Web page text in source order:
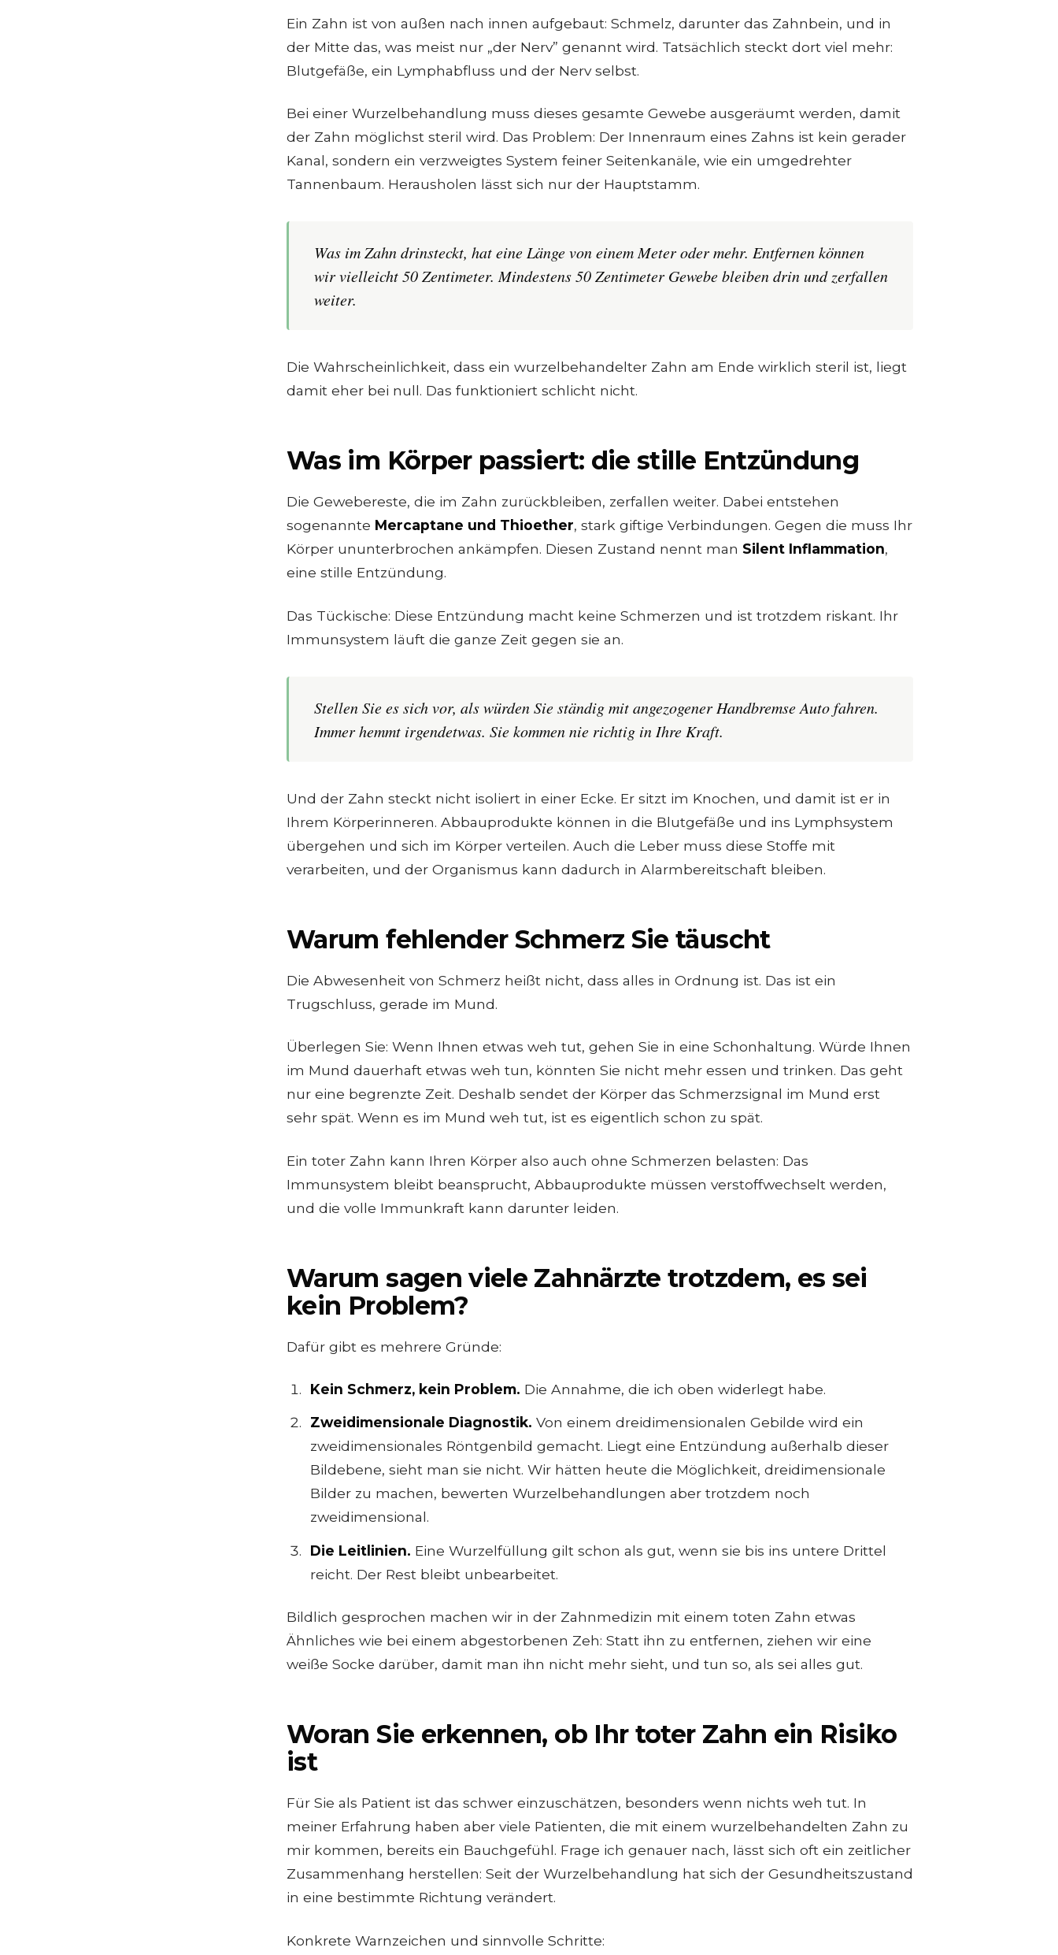
Ein Zahn ist von außen nach innen aufgebaut: Schmelz, darunter das Zahnbein, und in
der Mitte das, was meist nur „der Nerv” genannt wird. Tatsächlich steckt dort viel mehr:
Blutgefäße, ein Lymphabfluss und der Nerv selbst.
Bei einer Wurzelbehandlung muss dieses gesamte Gewebe ausgeräumt werden, damit
der Zahn möglichst steril wird. Das Problem: Der Innenraum eines Zahns ist kein gerader
Kanal, sondern ein verzweigtes System feiner Seitenkanäle, wie ein umgedrehter
Tannenbaum. Herausholen lässt sich nur der Hauptstamm.
Was im Zahn drinsteckt, hat eine Länge von einem Meter oder mehr. Entfernen können
wir vielleicht 50 Zentimeter. Mindestens 50 Zentimeter Gewebe bleiben drin und zerfallen
weiter.
Die Wahrscheinlichkeit, dass ein wurzelbehandelter Zahn am Ende wirklich steril ist, liegt
damit eher bei null. Das funktioniert schlicht nicht.
Was im Körper passiert: die stille Entzündung
Die Gewebereste, die im Zahn zurückbleiben, zerfallen weiter. Dabei entstehen
sogenannte Mercaptane und Thioether, stark giftige Verbindungen. Gegen die muss Ihr
Körper ununterbrochen ankämpfen. Diesen Zustand nennt man Silent Inflammation,
eine stille Entzündung.
Das Tückische: Diese Entzündung macht keine Schmerzen und ist trotzdem riskant. Ihr
Immunsystem läuft die ganze Zeit gegen sie an.
Stellen Sie es sich vor, als würden Sie ständig mit angezogener Handbremse Auto fahren.
Immer hemmt irgendetwas. Sie kommen nie richtig in Ihre Kraft.
Und der Zahn steckt nicht isoliert in einer Ecke. Er sitzt im Knochen, und damit ist er in
Ihrem Körperinneren. Abbauprodukte können in die Blutgefäße und ins Lymphsystem
übergehen und sich im Körper verteilen. Auch die Leber muss diese Stoffe mit
verarbeiten, und der Organismus kann dadurch in Alarmbereitschaft bleiben.
Warum fehlender Schmerz Sie täuscht
Die Abwesenheit von Schmerz heißt nicht, dass alles in Ordnung ist. Das ist ein
Trugschluss, gerade im Mund.
Überlegen Sie: Wenn Ihnen etwas weh tut, gehen Sie in eine Schonhaltung. Würde Ihnen
im Mund dauerhaft etwas weh tun, könnten Sie nicht mehr essen und trinken. Das geht
nur eine begrenzte Zeit. Deshalb sendet der Körper das Schmerzsignal im Mund erst
sehr spät. Wenn es im Mund weh tut, ist es eigentlich schon zu spät.
Ein toter Zahn kann Ihren Körper also auch ohne Schmerzen belasten: Das
Immunsystem bleibt beansprucht, Abbauprodukte müssen verstoffwechselt werden,
und die volle Immunkraft kann darunter leiden.
Warum sagen viele Zahnärzte trotzdem, es sei
kein Problem?
Dafür gibt es mehrere Gründe:
Kein Schmerz, kein Problem. Die Annahme, die ich oben widerlegt habe.
Zweidimensionale Diagnostik. Von einem dreidimensionalen Gebilde wird ein
zweidimensionales Röntgenbild gemacht. Liegt eine Entzündung außerhalb dieser
Bildebene, sieht man sie nicht. Wir hätten heute die Möglichkeit, dreidimensionale
Bilder zu machen, bewerten Wurzelbehandlungen aber trotzdem noch
zweidimensional.
Die Leitlinien. Eine Wurzelfüllung gilt schon als gut, wenn sie bis ins untere Drittel
reicht. Der Rest bleibt unbearbeitet.
Bildlich gesprochen machen wir in der Zahnmedizin mit einem toten Zahn etwas
Ähnliches wie bei einem abgestorbenen Zeh: Statt ihn zu entfernen, ziehen wir eine
weiße Socke darüber, damit man ihn nicht mehr sieht, und tun so, als sei alles gut.
Woran Sie erkennen, ob Ihr toter Zahn ein Risiko
ist
Für Sie als Patient ist das schwer einzuschätzen, besonders wenn nichts weh tut. In
meiner Erfahrung haben aber viele Patienten, die mit einem wurzelbehandelten Zahn zu
mir kommen, bereits ein Bauchgefühl. Frage ich genauer nach, lässt sich oft ein zeitlicher
Zusammenhang herstellen: Seit der Wurzelbehandlung hat sich der Gesundheitszustand
in eine bestimmte Richtung verändert.
Konkrete Warnzeichen und sinnvolle Schritte: